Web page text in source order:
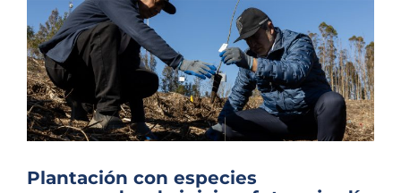
Plantación con especies